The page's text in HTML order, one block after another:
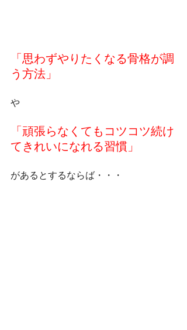
「思わずやりたくなる骨格が調
う方法」
や
「頑張らなくてもコツコツ続け
てきれいになれる習慣」
があるとするならば・・・